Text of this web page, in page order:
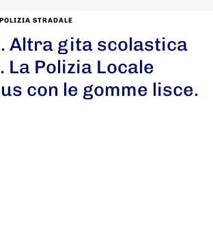
STRADALE
Altra gita scolastica
La Polizia Locale
con le gomme lisce.